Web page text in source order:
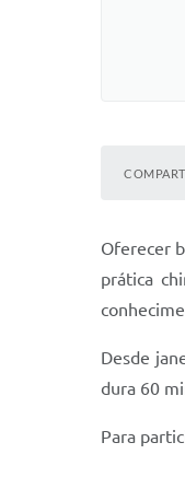
Oferecer
prática
Desde
dura 60
Para